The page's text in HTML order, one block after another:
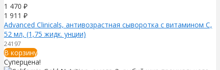
1 470 ₽
1 911 ₽
Advanced Clinicals, антивозрастная сыворотка с витамином C,
52 мл, (1,75 жидк. унции)
24197
В корзину
Суперцена!